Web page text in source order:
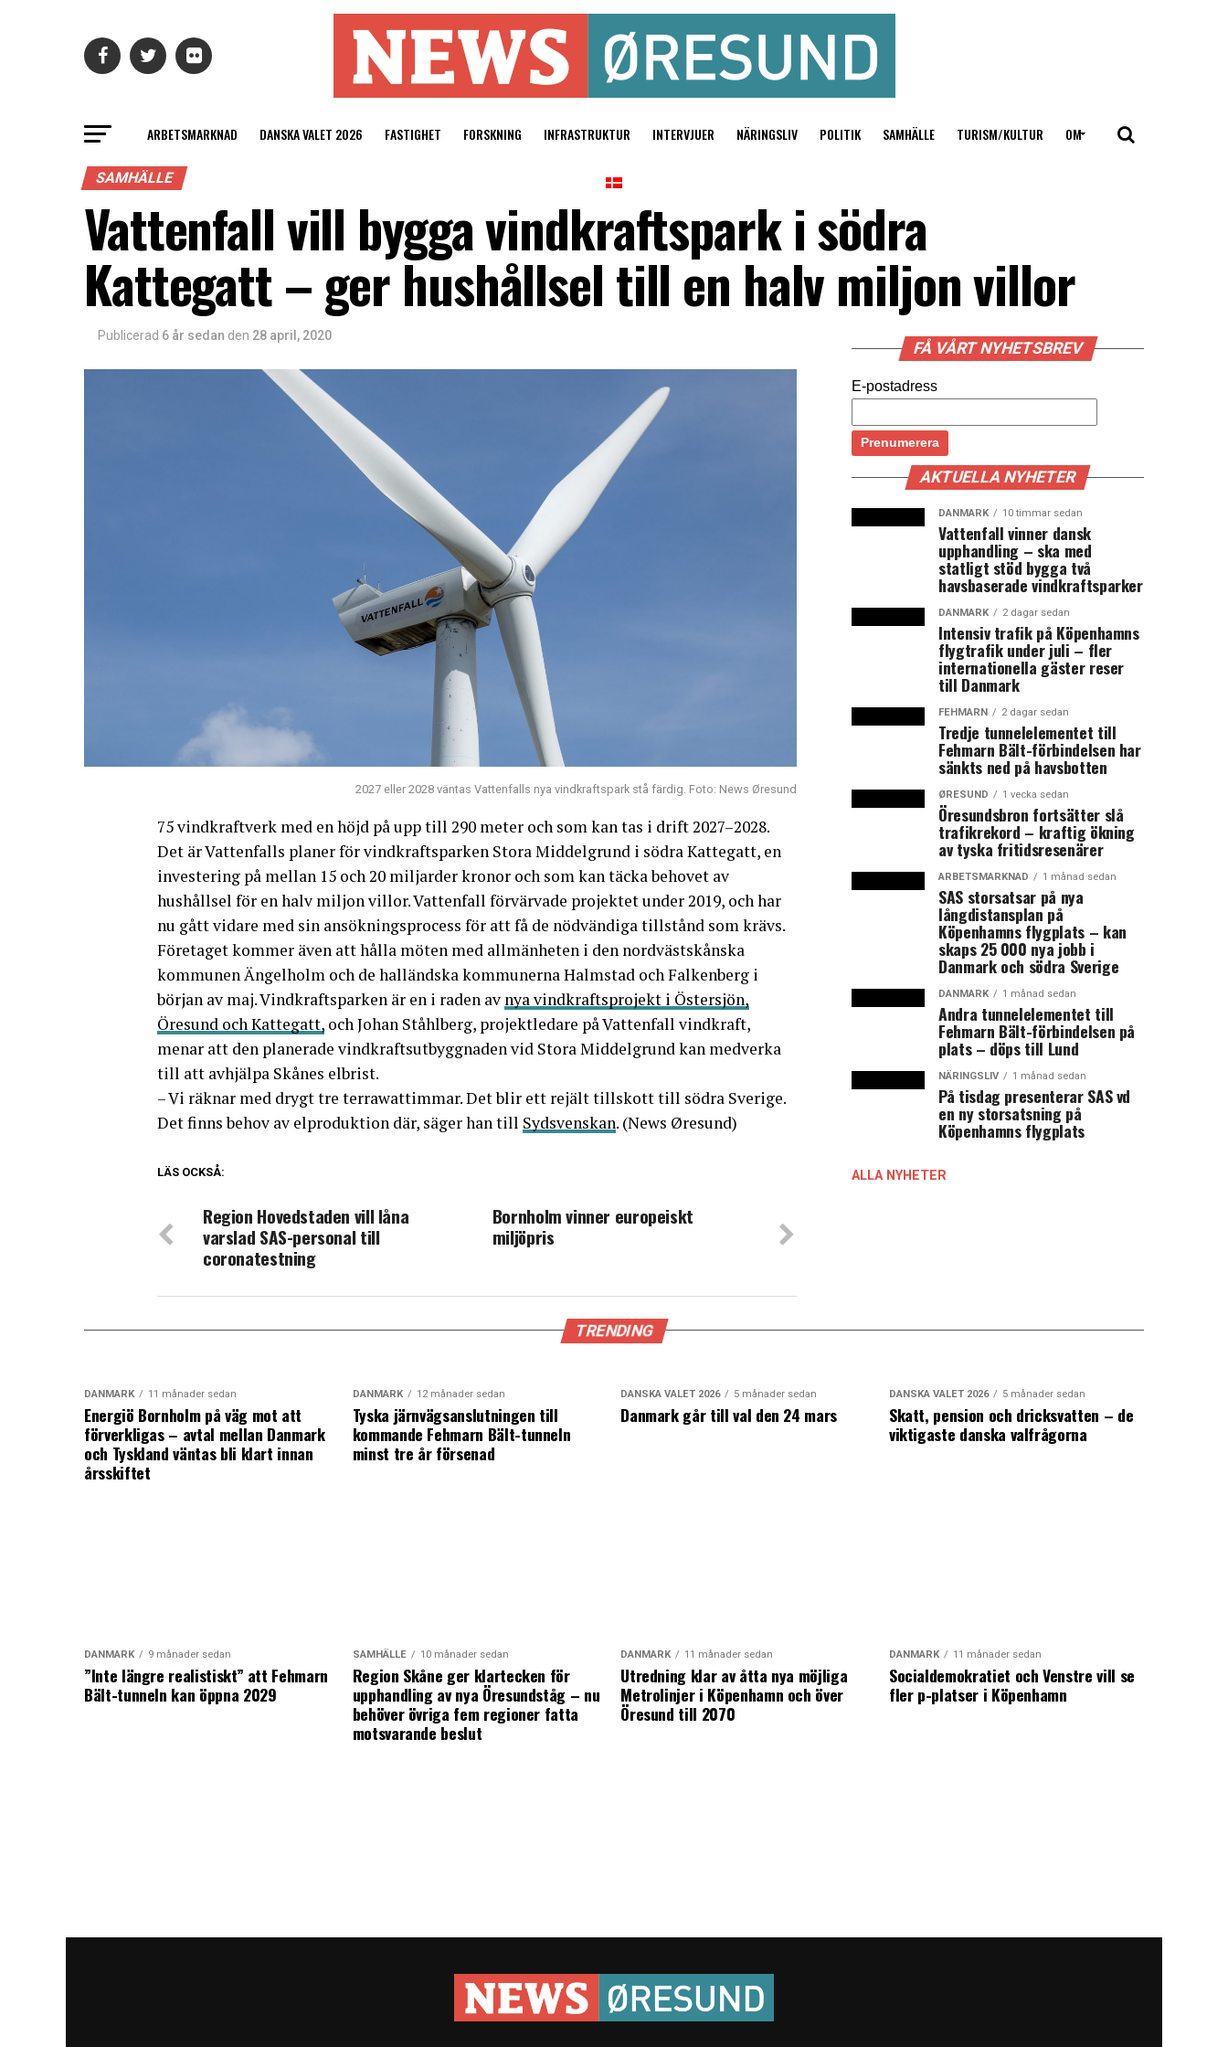
ARBETSMARKNAD DANSKA VALET 2026 FASTIGHET FORSKNING INFRASTRUKTUR INTERVJUER NÄRINGSLIV POLITIK SAMHÄLLE TURISM/KULTUR OM
SAMHÄLLE
Vattenfall vill bygga vindkraftspark i södra
Kattegatt – ger hushållsel till en halv miljon villor
Publicerad 6 år sedan den 28 april, 2020
2027 eller 2028 väntas Vattenfalls nya vindkraftspark stå färdig. Foto: News Øresund
75 vindkraftverk med en höjd på upp till 290 meter och som kan tas i drift 2027–2028.
Det är Vattenfalls planer för vindkraftsparken Stora Middelgrund i södra Kattegatt, en
investering på mellan 15 och 20 miljarder kronor och som kan täcka behovet av
hushållsel för en halv miljon villor. Vattenfall förvärvade projektet under 2019, och har
nu gått vidare med sin ansökningsprocess för att få de nödvändiga tillstånd som krävs.
Företaget kommer även att hålla möten med allmänheten i den nordvästskånska
kommunen Ängelholm och de halländska kommunerna Halmstad och Falkenberg i
början av maj. Vindkraftsparken är en i raden av nya vindkraftsprojekt i Östersjön,
Öresund och Kattegatt, och Johan Ståhlberg, projektledare på Vattenfall vindkraft,
menar att den planerade vindkraftsutbyggnaden vid Stora Middelgrund kan medverka
till att avhjälpa Skånes elbrist.
– Vi räknar med drygt tre terrawattimmar. Det blir ett rejält tillskott till södra Sverige.
Det finns behov av elproduktion där, säger han till Sydsvenskan. (News Øresund)
LÄS OCKSÅ:
Bornholm vinner europeiskt
miljöpris
Region Hovedstaden vill låna
varslad SAS-personal till
coronatestning
FÅ VÅRT NYHETSBREV
E-postadress
AKTUELLA NYHETER
DANMARK 10 timmar sedan
Vattenfall vinner dansk
upphandling – ska med
statligt stöd bygga två
havsbaserade vindkraftsparker
DANMARK 2 dagar sedan
Intensiv trafik på Köpenhamns
flygtrafik under juli – fler
internationella gäster reser
till Danmark
FEHMARN 2 dagar sedan
Tredje tunnelelementet till
Fehmarn Bält-förbindelsen har
sänkts ned på havsbotten
ØRESUND 1 vecka sedan
Öresundsbron fortsätter slå
trafikrekord – kraftig ökning
av tyska fritidsresenärer
ARBETSMARKNAD 1 månad sedan
SAS storsatsar på nya
långdistansplan på
Köpenhamns flygplats – kan
skaps 25 000 nya jobb i
Danmark och södra Sverige
DANMARK 1 månad sedan
Andra tunnelelementet till
Fehmarn Bält-förbindelsen på
plats – döps till Lund
NÄRINGSLIV 1 månad sedan
På tisdag presenterar SAS vd
en ny storsatsning på
Köpenhamns flygplats
ALLA NYHETER
TRENDING
DANMARK 11 månader sedan
Energiö Bornholm på väg mot att
förverkligas – avtal mellan Danmark
och Tyskland väntas bli klart innan
årsskiftet
DANMARK 12 månader sedan
Tyska järnvägsanslutningen till
kommande Fehmarn Bält-tunneln
minst tre år försenad
DANSKA VALET 2026 5 månader sedan
Danmark går till val den 24 mars
DANSKA VALET 2026 5 månader sedan
Skatt, pension och dricksvatten – de
viktigaste danska valfrågorna
DANMARK 9 månader sedan
”Inte längre realistiskt” att Fehmarn
Bält-tunneln kan öppna 2029
SAMHÄLLE 10 månader sedan
Region Skåne ger klartecken för
upphandling av nya Öresundståg – nu
behöver övriga fem regioner fatta
motsvarande beslut
DANMARK 11 månader sedan
Utredning klar av åtta nya möjliga
Metrolinjer i Köpenhamn och över
Öresund till 2070
DANMARK 11 månader sedan
Socialdemokratiet och Venstre vill se
fler p-platser i Köpenhamn